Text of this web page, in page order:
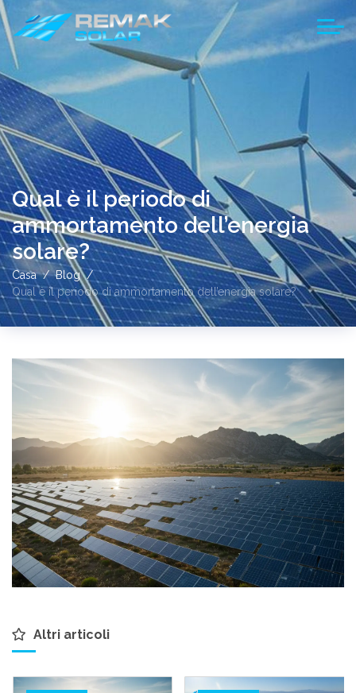
Qual è il periodo di
ammortamento dell’energia
solare?
Casa
Blog
Qual è il periodo di ammortamento dell’energia solare?
Altri articoli